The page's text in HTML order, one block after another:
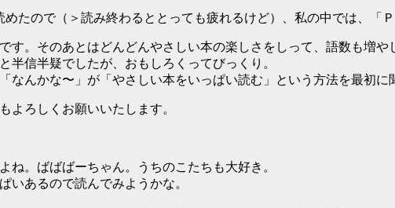
たので（＞読み終わるととっても疲れるけど）、私の中では、「
す。そのあとはどんどんやさしい本の楽しさをしって、語数も増や
半信半疑でしたが、おもしろくってびっくり。
んかな〜」が「やさしい本をいっぱい読む」という方法を最初に
よろしくお願いいたします。
ね。ばばばーちゃん。うちのこたちも大好き。
いあるので読んでみようかな。